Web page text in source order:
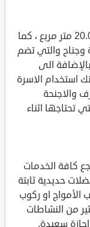
يقع المنتجع على مساحة عملاقة بلغت 20.000 متر مربع ، كما
التي تحتوي 232 غرفة وجناح والتي تضم
الى
استخدام الاسرة
والاجنحة
تحتاجها اثناء
كافة الخدمات
حديدية ثابتة
الأمواج او ركوب
من النشاطات
سعيدة.